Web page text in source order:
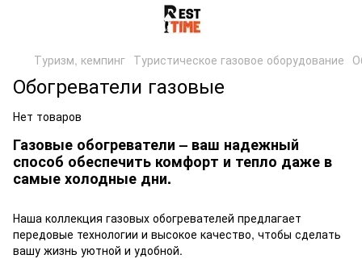
Туризм, кемпинг Туристическое газовое оборудование
Обогреватели газовые
Нет товаров
Газовые обогреватели – ваш надежный
способ обеспечить комфорт и тепло даже в
самые холодные дни.
Наша коллекция газовых обогревателей предлагает
передовые технологии и высокое качество, чтобы сделать
вашу жизнь уютной и удобной.